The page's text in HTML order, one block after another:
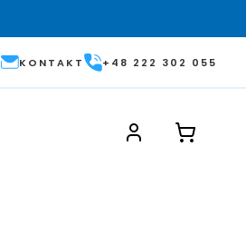
KONTAKT +48 222 302 055